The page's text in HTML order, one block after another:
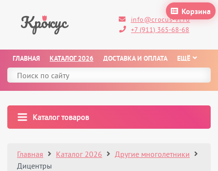
Корзина
info@crocus-vl.ru
+7 (911) 365-68-68
ГЛАВНАЯ КАТАЛОГ 2026 ДОСТАВКА И ОПЛАТА ЕЩЁ
Каталог товаров
Главная Каталог 2026
Другие многолетники
Дицентры